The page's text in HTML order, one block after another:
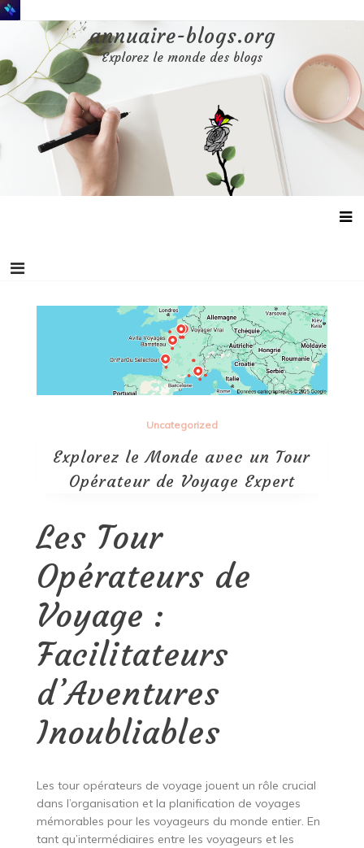
Aller
au
annuaire-blogs.org
Explorez le monde des blogs
Uncategorized
Explorez le Monde avec un Tour
Opérateur de Voyage Expert
Les Tour
Opérateurs de
Voyage :
Facilitateurs
d’Aventures
Inoubliables
Les tour opérateurs de voyage jouent un rôle crucial
dans l’organisation et la planification de voyages
mémorables pour les voyageurs du monde entier. En
tant qu’intermédiaires entre les voyageurs et les